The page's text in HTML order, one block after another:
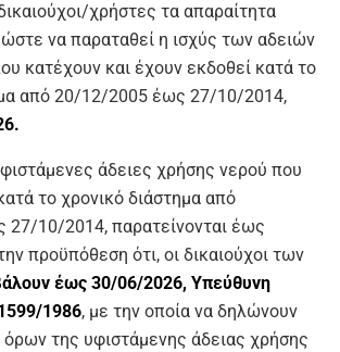
χρήστες τα απαραίτητα
ώστε να παραταθεί η ισχύς των αδειών
κατέχουν και έχουν εκδοθεί κατά το
από 20/12/2005 έως 27/10/2014,
άδειες χρήσης νερού που
το χρονικό διάστημα από
10/2014, παρατείνονται έως
προϋπόθεση ότι, οι δικαιούχοι των
έως 30/06/2026, Υπεύθυνη
1986, με την οποία να δηλώνουν
της υφιστάμενης άδειας χρήσης